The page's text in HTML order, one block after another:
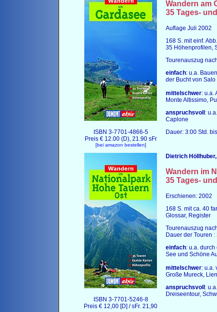
ISBN 3-7701-4866-5
Preis € 12.00 (D), 21.90 sFr
[bei amazon bestellen]
Wandern am
35 Tages-
Auflage Juli 2002
168 S. mit einf.
35 Höhenprofilen,
Tourenauszug
einfach: u.a.
der Bucht von Salo
mittelschwer: u.a.
Monte Altissimo,
anspruchsvoll :
Caplone
Dauer: 3:00 Std.
ISBN 3-7701-5246-8
Preis € 12,00 [D] / sFr. 21,90
Dietrich Höllhuber,
Wandern im
35 Tages-
Erschienen: 2002
168 S. mit ca. 40
Glossar, Register
Tourenauszug
Dauer der Touren
einfach: u.a. durch
See und Schöne
mittelschwer: u.a.
Große Mureck,
anspruchsvoll :
Dreiseentour,